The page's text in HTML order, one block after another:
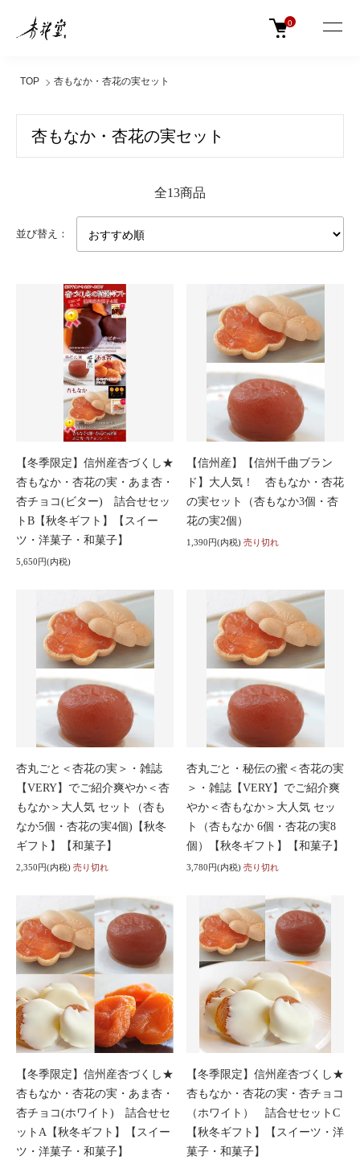
0
TOP 杏もなか・杏花の実セット
杏もなか・杏花の実セット
全13商品
並び替え：
【冬季限定】信州産杏づくし★
杏もなか・杏花の実・あま杏・
杏チョコ(ビター) 詰合せセッ
トB【秋冬ギフト】【スイー
ツ・洋菓子・和菓子】
5,650円(内税)
【信州産】【信州千曲ブラン
ド】大人気！ 杏もなか・杏花
の実セット（杏もなか3個・杏
花の実2個）
1,390円(内税) 売り切れ
杏丸ごと＜杏花の実＞・雑誌
【VERY】でご紹介爽やか＜杏
もなか＞大人気 セット（杏も
なか5個・杏花の実4個)【秋冬
ギフト】【和菓子】
2,350円(内税) 売り切れ
杏丸ごと・秘伝の蜜＜杏花の実
＞・雑誌【VERY】でご紹介爽
やか＜杏もなか＞大人気 セッ
ト（杏もなか 6個・杏花の実8
個）【秋冬ギフト】【和菓子】
3,780円(内税) 売り切れ
【冬季限定】信州産杏づくし★
杏もなか・杏花の実・あま杏・
杏チョコ(ホワイト) 詰合せセ
ットA【秋冬ギフト】【スイー
ツ・洋菓子・和菓子】
【冬季限定】信州産杏づくし★
杏もなか・杏花の実・杏チョコ
（ホワイト） 詰合せセットC
【秋冬ギフト】【スイーツ・洋
菓子・和菓子】